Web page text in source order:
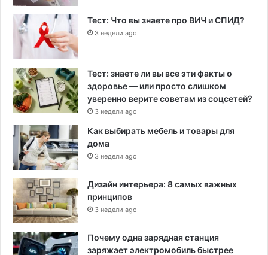
Тест: Что вы знаете про ВИЧ и СПИД?
3 недели ago
Тест: знаете ли вы все эти факты о
здоровье — или просто слишком
уверенно верите советам из соцсетей?
3 недели ago
Как выбирать мебель и товары для
дома
3 недели ago
Дизайн интерьера: 8 самых важных
принципов
3 недели ago
Почему одна зарядная станция
заряжает электромобиль быстрее